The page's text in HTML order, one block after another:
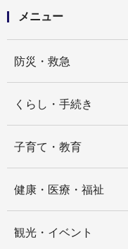
メニュー
防災・救急
くらし・手続き
子育て・教育
健康・医療・福祉
観光・イベント